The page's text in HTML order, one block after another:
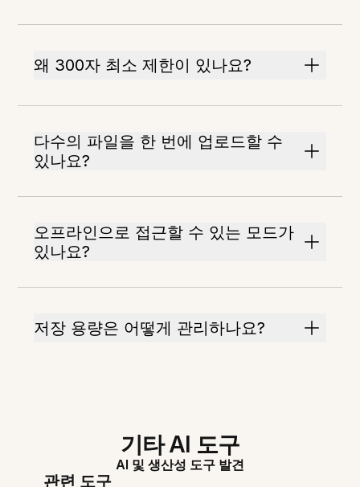
왜 300자 최소 제한이 있나요?
다수의 파일을 한 번에 업로드할 수
있나요?
오프라인으로 접근할 수 있는 모드가
있나요?
저장 용량은 어떻게 관리하나요?
기타 AI 도구
AI 및 생산성 도구 발견
관련 도구